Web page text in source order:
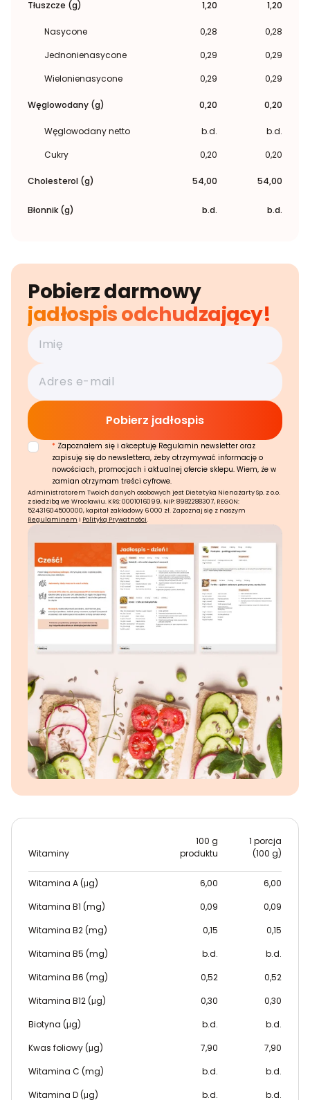
Tłuszcze (g) 1,20 1,20
Nasycone 0,28
0,28
Jednonienasycone
0,29
0,29
Wielonienasycone
0,29 0,29
Węglowodany (g) 0,20 0,20
Węglowodany netto b.d.
b.d.
Cukry
0,20 0,20
Cholesterol (g) 54,00 54,00
Błonnik (g) b.d. b.d.
Pobierz darmowy
jadłospis odchudzający!
* Zapoznałem się i akceptuję Regulamin newsletter oraz
zapisuję się do newslettera, żeby otrzymywać informację o
nowościach, promocjach i aktualnej ofercie sklepu. Wiem, że w
zamian otrzymam treści cyfrowe.
Administratorem Twoich danych osobowych jest Dietetyka Nienażarty Sp. z o.o.
z siedzibą we Wrocławiu. KRS: 0001016099, NIP: 8982288307, REGON:
52431604500000, kapitał zakładowy 6 000 zł. Zapoznaj się z naszym
Regulaminem i Polityką Prywatności.
Witaminy
100 g
produktu
1 porcja
(100 g)
Witamina A (μg) 6,00
6,00
Witamina B1 (mg)
0,09
0,09
Witamina B2 (mg)
0,15
0,15
Witamina B5 (mg)
b.d.
b.d.
Witamina B6 (mg)
0,52
0,52
Witamina B12 (μg)
0,30
0,30
Biotyna (μg)
b.d.
b.d.
Kwas foliowy (μg)
7,90
7,90
Witamina C (mg)
b.d.
b.d.
Witamina D (μg)
b.d. b.d.